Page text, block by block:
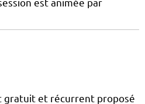
est animée par
gratuit et récurrent proposé